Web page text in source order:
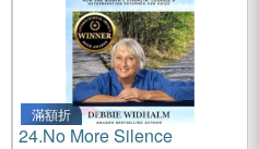
滿額折
24.No More Silence